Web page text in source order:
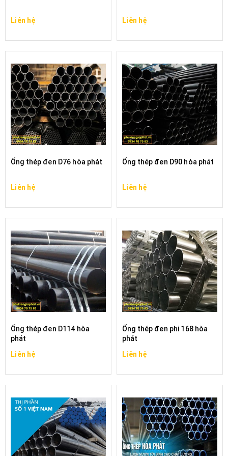
Liên hệ Liên hệ
Ống thép đen D76 hòa phát
Liên hệ
Ống thép đen D90 hòa phát
Liên hệ
Ống thép đen D114 hòa
phát
Liên hệ
Ống thép đen phi 168 hòa
phát
Liên hệ